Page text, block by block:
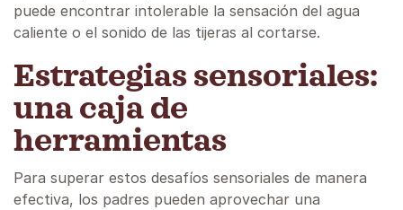
puede encontrar intolerable la sensación del agua
caliente o el sonido de las tijeras al cortarse.
Estrategias sensoriales:
una caja de
herramientas
Para superar estos desafíos sensoriales de manera
efectiva, los padres pueden aprovechar una